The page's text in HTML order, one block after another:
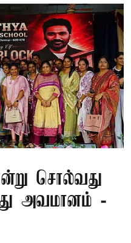
சொல்வது
அவமானம் -